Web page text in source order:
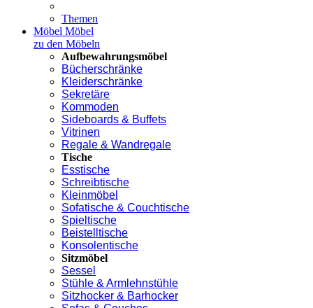
Themen
Möbel Möbel
zu den Möbeln
Aufbewahrungsmöbel
Bücherschränke
Kleiderschränke
Sekretäre
Kommoden
Sideboards & Buffets
Vitrinen
Regale & Wandregale
Tische
Esstische
Schreibtische
Kleinmöbel
Sofatische & Couchtische
Spieltische
Beistelltische
Konsolentische
Sitzmöbel
Sessel
Stühle & Armlehnstühle
Sitzhocker & Barhocker